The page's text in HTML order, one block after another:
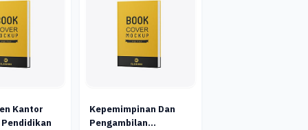
Kantor
Kepemimpinan Dan
Pengambilan